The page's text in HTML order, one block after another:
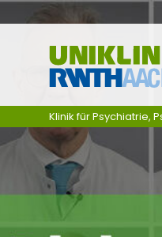
Ga naar navigatie
Klinik für Psychiatrie,